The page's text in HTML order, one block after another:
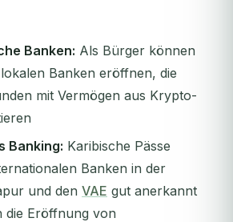
Banken: Als Bürger können
Banken eröffnen, die
mit Vermögen aus Krypto-
Banking: Karibische Pässe
Banken in der
und den VAE gut anerkannt
die Eröffnung von